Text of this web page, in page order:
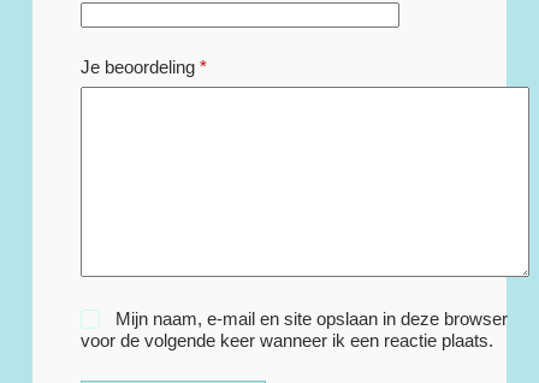
Je beoordeling *
Mijn naam, e-mail en site opslaan in deze browser
voor de volgende keer wanneer ik een reactie plaats.